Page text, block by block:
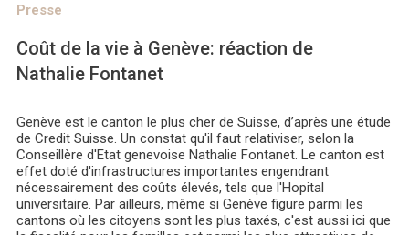
Presse
Coût de la vie à Genève: réaction de
Nathalie Fontanet
Genève est le canton le plus cher de Suisse, d’après une étude
de Credit Suisse. Un constat qu'il faut relativiser, selon la
Conseillère d'Etat genevoise Nathalie Fontanet. Le canton est
effet doté d'infrastructures importantes engendrant
nécessairement des coûts élevés, tels que l'Hopital
universitaire. Par ailleurs, même si Genève figure parmi les
cantons où les citoyens sont les plus taxés, c'est aussi ici que